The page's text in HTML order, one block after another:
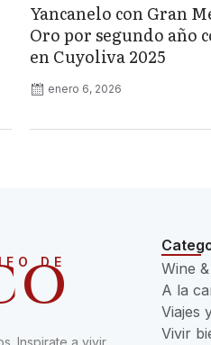
Yancanelo con Gran
Oro por segundo año
en Cuyoliva 2025
enero 6, 2026
DE
Wine
A la
Viajes
Vivir